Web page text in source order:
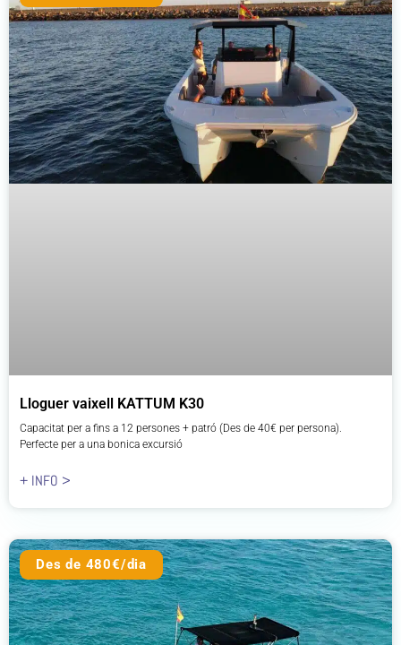
Lloguer vaixell KATTUM K30
Capacitat per a fins a 12 persones + patró (Des de 40€ per persona).
Perfecte per a una bonica excursió
+ INFO >
Des de 480€/dia